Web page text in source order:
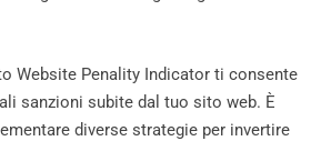
Website Penality Indicator ti consente
sanzioni subite dal tuo sito web. È
diverse strategie per invertire